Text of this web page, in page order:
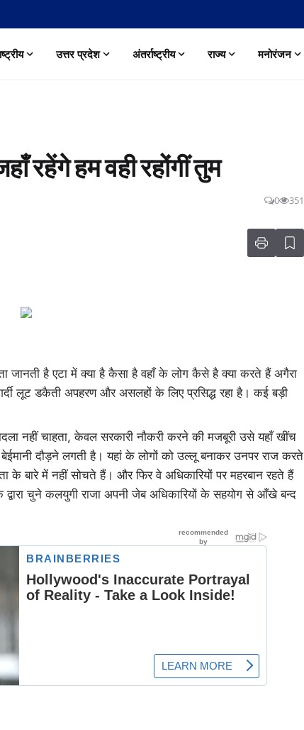
उत्तर प्रदेश अंतर्राष्ट्रीय राज्य मनोरंजन
रहेंगे हम वही रहोंगीं तुम
0 351
जानती है एटा में क्या है कैसा है वहाँ के लोग कैसे है क्या करते हैं अगैरा
लूट डकैती अपहरण और असलहों के लिए प्रसिद्ध रहा है। कई बड़ी
नहीं चाहता, केवल सरकारी नौकरी करने की मजबूरी उसे यहाँ खींच
दौड़ने लगती है। यहां के लोगों को उल्लू बनाकर उनपर राज करते
बारे में नहीं सोचते हैं। और फिर वे अधिकारियों पर महरबान रहते हैं
चुने कलयुगी राजा अपनी जेब अधिकारियों के सहयोग से आँखे बन्द